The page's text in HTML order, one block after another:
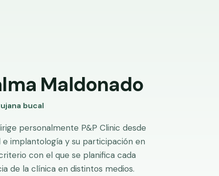
Maldonado
bucal
personalmente P&P Clinic desde
e implantología y su participación en
con el que se planifica cada
de la clínica en distintos medios.